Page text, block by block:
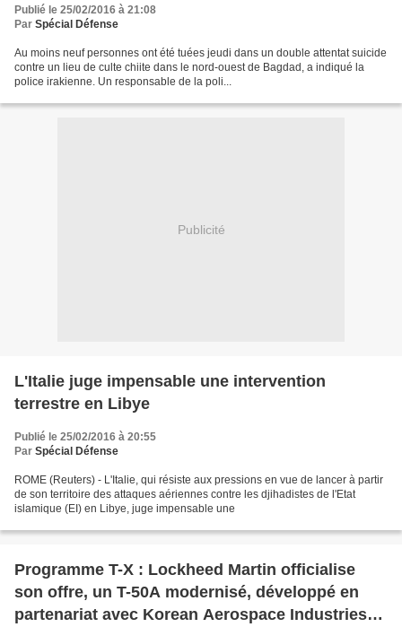
Publié le 25/02/2016 à 21:08
Par Spécial Défense
Au moins neuf personnes ont été tuées jeudi dans un double attentat suicide
contre un lieu de culte chiite dans le nord-ouest de Bagdad, a indiqué la
police irakienne. Un responsable de la poli...
Publicité
L'Italie juge impensable une intervention
terrestre en Libye
Publié le 25/02/2016 à 20:55
Par Spécial Défense
ROME (Reuters) - L'Italie, qui résiste aux pressions en vue de lancer à partir
de son territoire des attaques aériennes contre les djihadistes de l'Etat
islamique (EI) en Libye, juge impensable une
Programme T-X : Lockheed Martin officialise
son offre, un T-50A modernisé, développé en
partenariat avec Korean Aerospace Industries